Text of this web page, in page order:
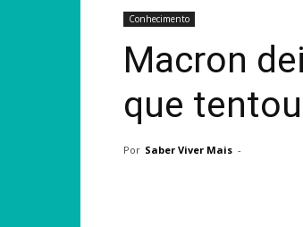
Conhecimento
Macron
que
Por Saber Viver Mais -